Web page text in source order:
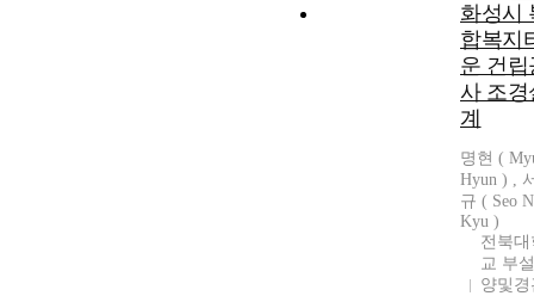
화성시
합복지
운 건립
사 조경
계
명현 (
Hyun ) ,
규 ( Seo
Kyu )
전북대
교 부
양및경